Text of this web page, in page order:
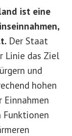
ist eine
Der Staat
Linie das Ziel
und
hohen
Funktionen